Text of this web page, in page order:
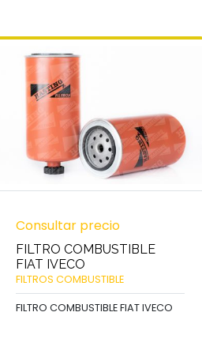
Consultar precio
FILTRO COMBUSTIBLE
FIAT IVECO
FILTROS COMBUSTIBLE
FILTRO COMBUSTIBLE FIAT IVECO